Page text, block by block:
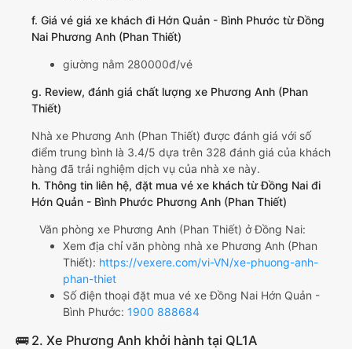
f. Giá vé giá xe khách đi Hớn Quản - Bình Phước từ Đồng
Nai Phương Anh (Phan Thiết)
giường nằm 280000đ/vé
g. Review, đánh giá chất lượng xe Phương Anh (Phan
Thiết)
Nhà xe Phương Anh (Phan Thiết) được đánh giá với số
điểm trung bình là 3.4/5 dựa trên 328 đánh giá của khách
hàng đã trải nghiệm dịch vụ của nhà xe này.
h. Thông tin liên hệ, đặt mua vé xe khách từ Đồng Nai đi
Hớn Quản - Bình Phước Phương Anh (Phan Thiết)
Văn phòng xe Phương Anh (Phan Thiết) ở Đồng Nai:
Xem địa chỉ văn phòng nhà xe Phương Anh (Phan
Thiết): https://vexere.com/vi-VN/xe-phuong-anh-
phan-thiet
Số điện thoại đặt mua vé xe Đồng Nai Hớn Quản -
Bình Phước: 1900 888684
🚌 2. Xe Phương Anh khởi hành tại QL1A